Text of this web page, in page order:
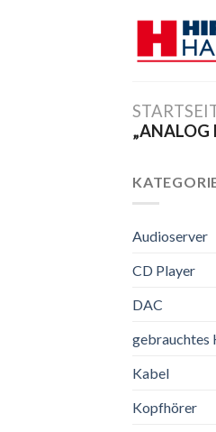
„ANALOG
Audioserver
CD Player
DAC
gebrauchtes
Kabel
Kopfhörer